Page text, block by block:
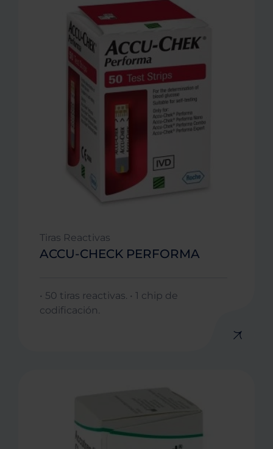
Tiras Reactivas
ACCU-CHECK PERFORMA
• 50 tiras reactivas. • 1 chip de
codificación.